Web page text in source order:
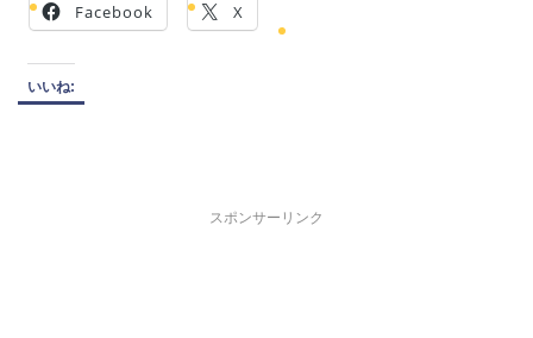
Facebook X
いいね:
スポンサーリンク